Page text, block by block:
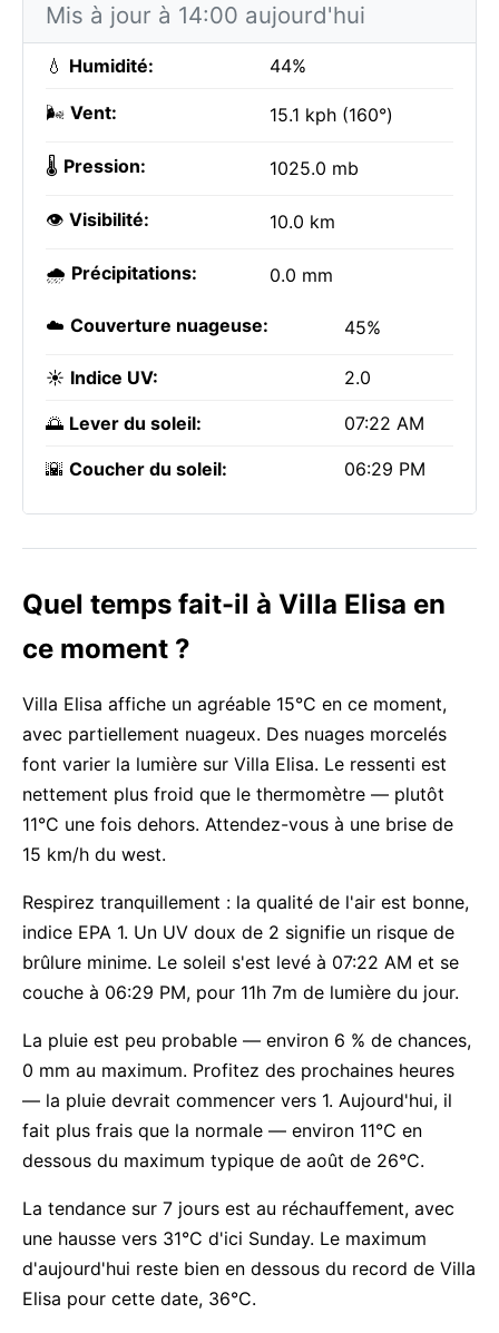
Mis à jour à 14:00 aujourd'hui
💧 Humidité: 44%
🌬️ Vent: 15.1 kph (160°)
🌡️ Pression: 1025.0 mb
👁️ Visibilité: 10.0 km
🌧️ Précipitations: 0.0 mm
☁️ Couverture nuageuse: 45%
☀️ Indice UV: 2.0
🌅 Lever du soleil: 07:22 AM
🌇 Coucher du soleil: 06:29 PM
Quel temps fait-il à Villa Elisa en
ce moment ?
Villa Elisa affiche un agréable 15°C en ce moment,
avec partiellement nuageux. Des nuages morcelés
font varier la lumière sur Villa Elisa. Le ressenti est
nettement plus froid que le thermomètre — plutôt
11°C une fois dehors. Attendez-vous à une brise de
15 km/h du west.
Respirez tranquillement : la qualité de l'air est bonne,
indice EPA 1. Un UV doux de 2 signifie un risque de
brûlure minime. Le soleil s'est levé à 07:22 AM et se
couche à 06:29 PM, pour 11h 7m de lumière du jour.
La pluie est peu probable — environ 6 % de chances,
0 mm au maximum. Profitez des prochaines heures
— la pluie devrait commencer vers 1. Aujourd'hui, il
fait plus frais que la normale — environ 11°C en
dessous du maximum typique de août de 26°C.
La tendance sur 7 jours est au réchauffement, avec
une hausse vers 31°C d'ici Sunday. Le maximum
d'aujourd'hui reste bien en dessous du record de Villa
Elisa pour cette date, 36°C.